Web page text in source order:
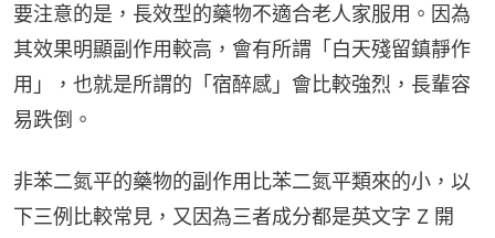
要注意的是，長效型的藥物不適合老人家服用。因為
其效果明顯副作用較高，會有所謂「白天殘留鎮靜作
用」，也就是所謂的「宿醉感」會比較強烈，長輩容
易跌倒。
非苯二氮平的藥物的副作用比苯二氮平類來的小，以
下三例比較常見，又因為三者成分都是英文字 Z 開